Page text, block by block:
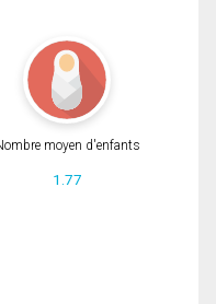
moyen d'enfants
1.77